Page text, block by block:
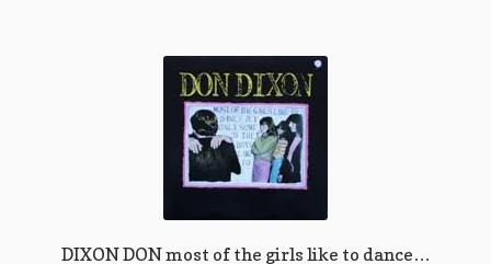
DIXON DON most of the girls like to dance…